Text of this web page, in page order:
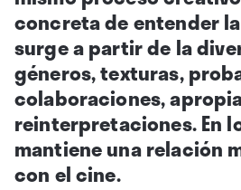
concreta de entender
surge a partir de la
géneros, texturas,
colaboraciones,
reinterpretaciones. En
mantiene una relación
con el cine.